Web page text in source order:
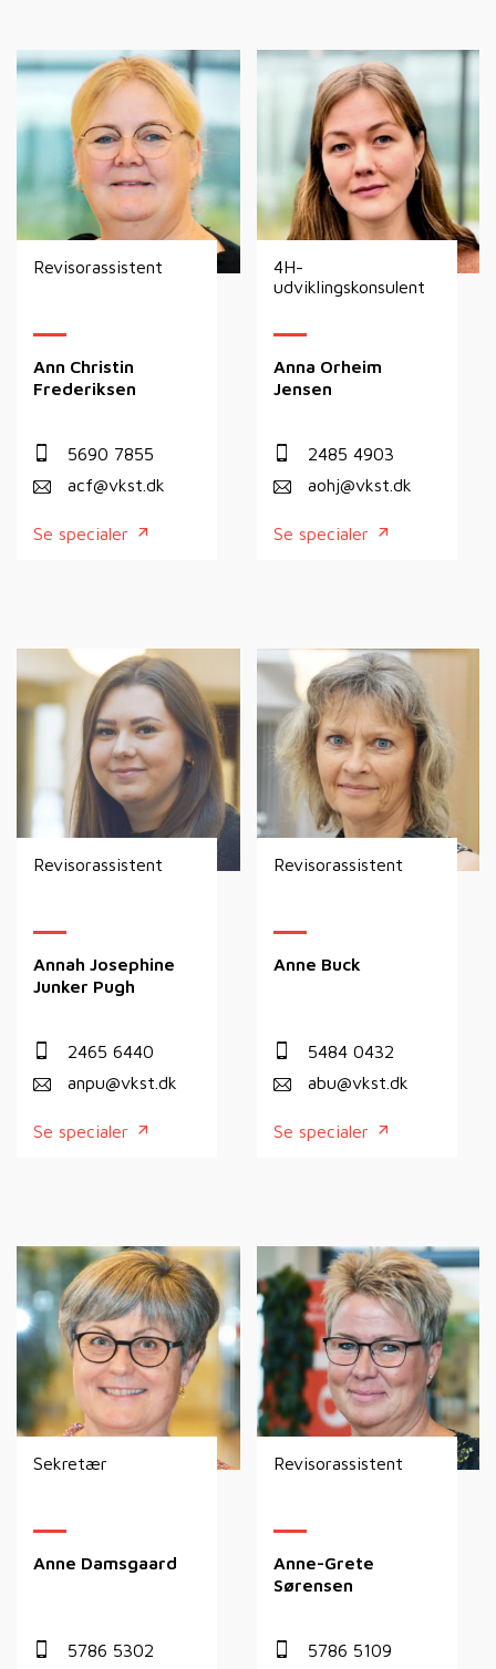
Revisorassistent
Ann Christin
Frederiksen
5690 7855
acf@vkst.dk
Se specialer
4H-
udviklingskonsulent
Anna Orheim
Jensen
2485 4903
aohj@vkst.dk
Se specialer
Revisorassistent
Annah Josephine
Junker Pugh
2465 6440
anpu@vkst.dk
Se specialer
Revisorassistent
Anne Buck
5484 0432
abu@vkst.dk
Se specialer
Sekretær
Anne Damsgaard
5786 5302
Revisorassistent
Anne-Grete
Sørensen
5786 5109